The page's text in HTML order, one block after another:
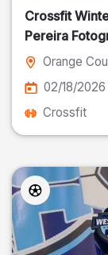
Crossfit
Pereira
Orange
02/18/2026
Crossfit